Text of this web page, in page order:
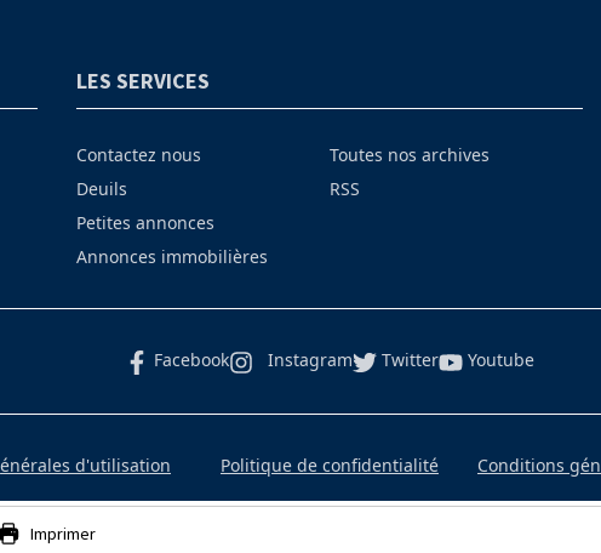
Imprimer
LES SERVICES
Contactez nous
Deuils
Petites annonces
Annonces immobilières
Toutes nos archives
RSS
Facebook Instagram Twitter Youtube
d'utilisation Politique de confidentialité Conditions